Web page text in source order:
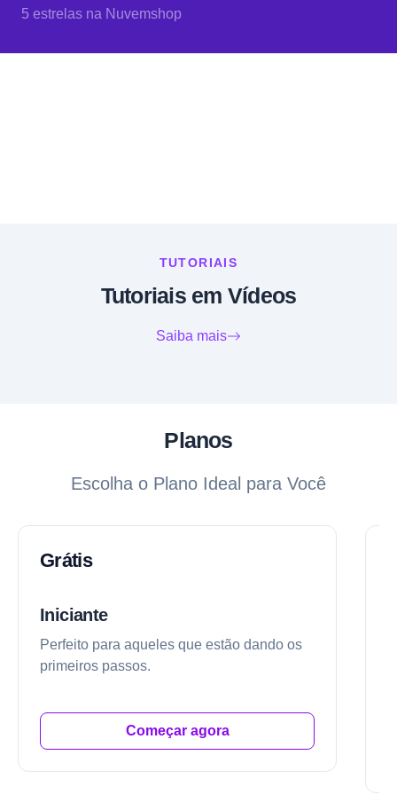
5 estrelas na Nuvemshop
TUTORIAIS
Tutoriais em Vídeos
Saiba mais
Planos
Escolha o Plano Ideal para Você
Grátis
Iniciante
Perfeito para aqueles que estão dando os
primeiros passos.
Começar agora